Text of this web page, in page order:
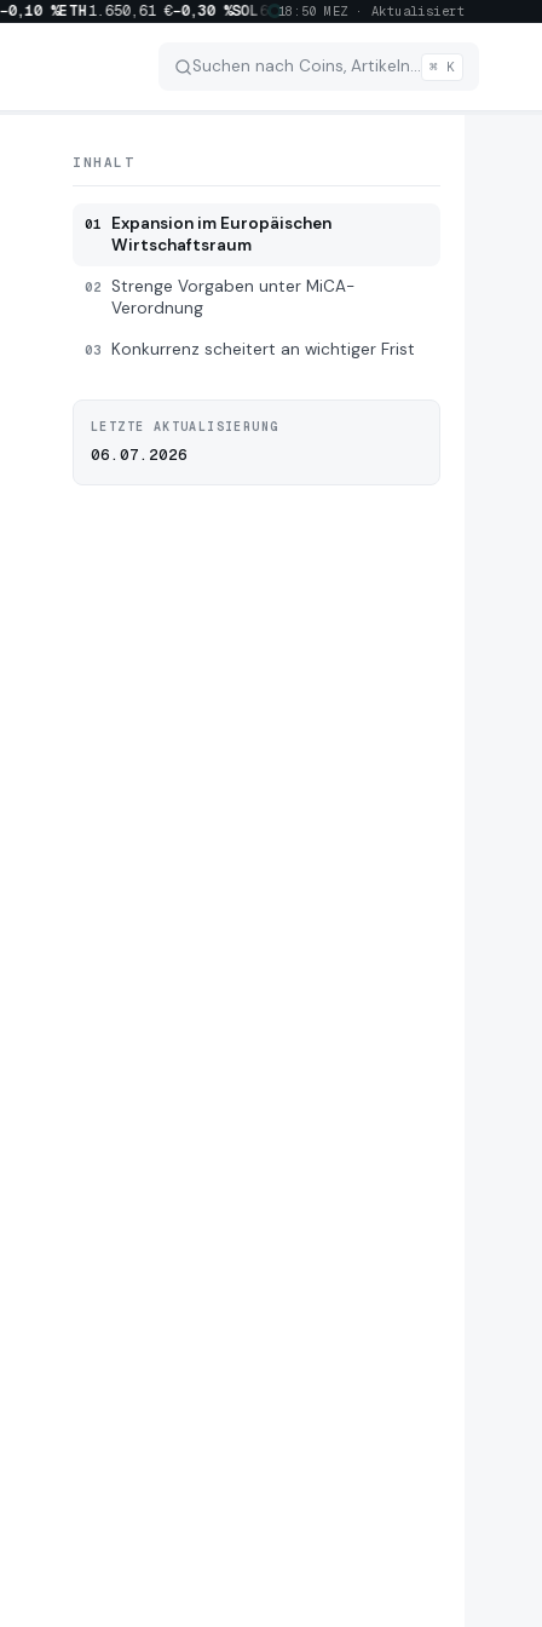
%ETH1.650,61 €−0,30 %SOL63,37 € −0,20 % XRP0,8783 €−2,90 %
18:50 MEZ · Aktualisiert
Suchen nach Coins, Artikeln… ⌘ K
INHALT
01
Expansion im Europäischen
Wirtschaftsraum
02
Strenge Vorgaben unter MiCA-
Verordnung
03 Konkurrenz scheitert an wichtiger Frist
LETZTE AKTUALISIERUNG
06.07.2026